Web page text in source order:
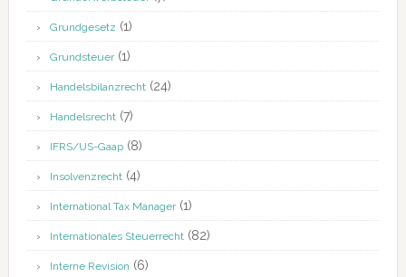
Grundgesetz (1)
Grundsteuer(1)
Handelsbilanzrecht(24)
Handelsrecht(7)
IFRS/US-Gaap(8)
Insolvenzrecht(4)
International Tax Manager(1)
Internationales Steuerrecht(82)
Interne Revision (6)